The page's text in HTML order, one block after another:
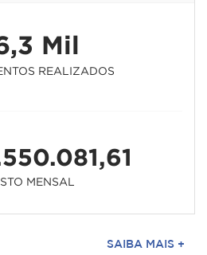
Mil
REALIZADOS
MENSAL
SAIBA MAIS +